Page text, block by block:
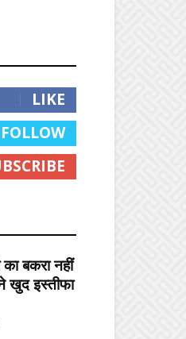
LIKE
FOLLOW
बकरा नहीं
खुद इस्तीफा